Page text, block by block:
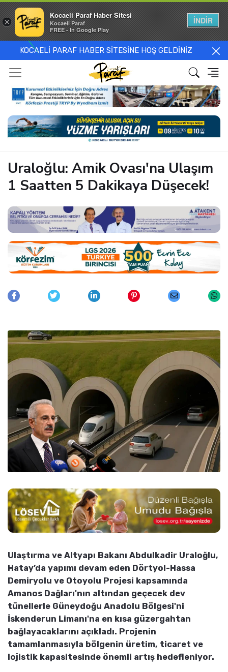
KOCAELİ PARAF HABER SİTESİNE HOŞ GELDİNİZ
Uraloğlu: Amik Ovası'na Ulaşım
1 Saatten 5 Dakikaya Düşecek!
Ulaştırma ve Altyapı Bakanı Abdulkadir Uraloğlu,
Hatay’da yapımı devam eden Dörtyol-Hassa
Demiryolu ve Otoyolu Projesi kapsamında
Amanos Dağları'nın altından geçecek dev
tünellerle Güneydoğu Anadolu Bölgesi'ni
İskenderun Limanı'na en kısa güzergahtan
bağlayacaklarını açıkladı. Projenin
tamamlanmasıyla bölgenin üretim, ticaret ve
lojistik kapasitesinde önemli artış hedefleniyor.
×
Kocaeli Paraf Haber Sitesi
Kocaeli Paraf
FREE - In Google Play
İNDİR